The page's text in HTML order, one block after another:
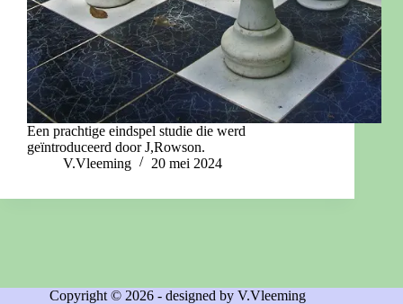
Een prachtige eindspel studie die werd
geïntroduceerd door J,Rowson.
V.Vleeming
20 mei 2024
Copyright © 2026 - designed by V.Vleeming